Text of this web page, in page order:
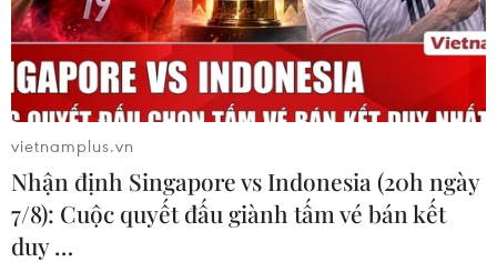
#lão hóa da #sữa rửa mặt
#dưỡng da
#Chăm sóc da
vietnamplus.vn
Nhận định Singapore vs Indonesia (20h ngày
7/8): Cuộc quyết đấu giành tấm vé bán kết
duy …